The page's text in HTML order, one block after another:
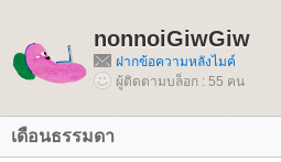
nonnoiGiwGiw
ฝากข้อความหลังไมค์
ผู้ติดตามบล็อก : 55 คน
เดือนธรรมดา